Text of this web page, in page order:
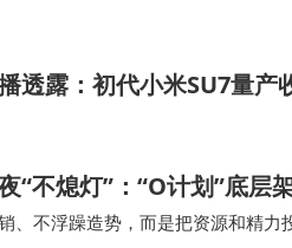
透露：初代小米SU7量
“不熄灯”：“O计划”底
、不浮躁造势，而是把资源和精